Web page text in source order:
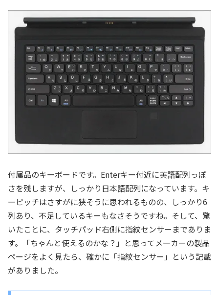
付属品のキーボードです。Enterキー付近に英語配列っぽ
さを残しますが、しっかり日本語配列になっています。キ
ーピッチはさすがに狭そうに思われるものの、しっかり6
列あり、不足しているキーもなさそうですね。そして、驚
いたことに、タッチパッド右側に指紋センサーまでありま
す。「ちゃんと使えるのかな？」と思ってメーカーの製品
ページをよく見たら、確かに「指紋センサー」という記載
がありました。